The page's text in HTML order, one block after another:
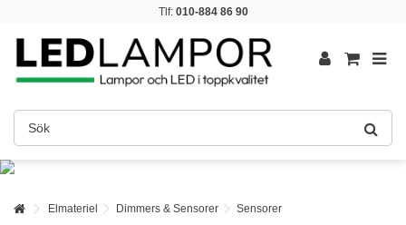
Tlf: 010-884 86 90
Elmateriel Dimmers & Sensorer Sensorer